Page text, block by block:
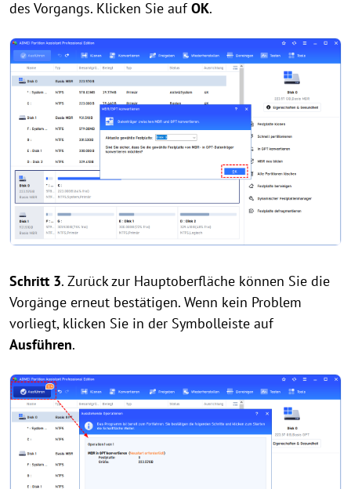
des Vorgangs. Klicken Sie aufOK.
Schritt 3. Zurück zur Hauptoberfläche können Sie die
Vorgänge erneut bestätigen. Wenn kein Problem
vorliegt, klicken Sie in der Symbolleiste auf
Ausführen.